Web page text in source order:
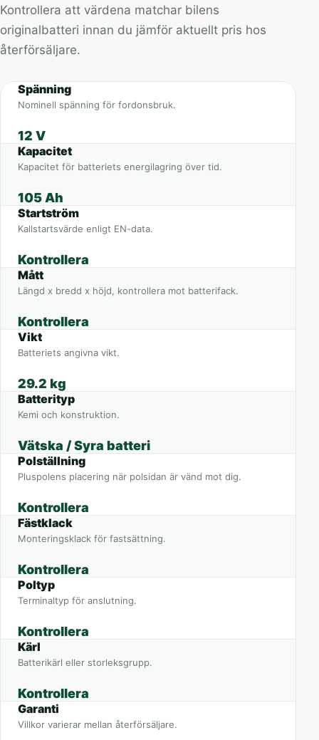
Kontrollera att värdena matchar bilens
originalbatteri innan du jämför aktuellt pris hos
återförsäljare.
Spänning
Nominell spänning för fordonsbruk.
12 V
Kapacitet
Kapacitet för batteriets energilagring över tid.
105 Ah
Startström
Kallstartsvärde enligt EN-data.
Kontrollera
Mått
Längd x bredd x höjd, kontrollera mot batterifack.
Kontrollera
Vikt
Batteriets angivna vikt.
29.2 kg
Batterityp
Kemi och konstruktion.
Vätska / Syra batteri
Polställning
Pluspolens placering när polsidan är vänd mot dig.
Kontrollera
Fästklack
Monteringsklack för fastsättning.
Kontrollera
Poltyp
Terminaltyp för anslutning.
Kontrollera
Kärl
Batterikärl eller storleksgrupp.
Kontrollera
Garanti
Villkor varierar mellan återförsäljare.